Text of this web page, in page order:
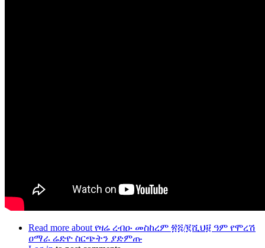
Read more about የዛሬ ረብዑ መስከረም ፳፭/፪ሺህ፱ ዓም የሞረሽ
ዐማራ ሬድዮ ስርጭትን ያድምጡ